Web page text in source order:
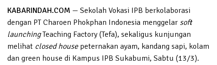
KABARINDAH.COM — Sekolah Vokasi IPB berkolaborasi
dengan PT Charoen Phokphan Indonesia menggelar soft
launchingTeaching Factory (Tefa), sekaligus kunjungan
melihat closed housepeternakan ayam, kandang sapi, kolam
dan green house di Kampus IPB Sukabumi, Sabtu (13/3).